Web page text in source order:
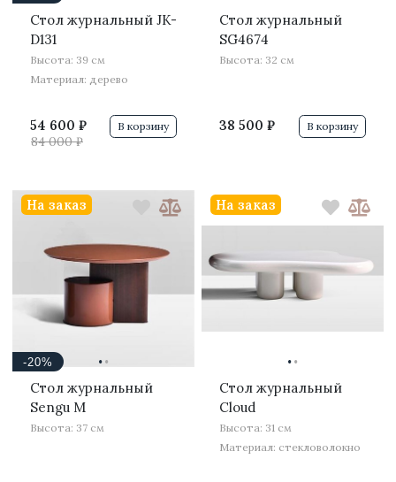
Стол журнальный JK-
D131
Высота: 39 см
Материал: дерево
54 600 ₽
84 000 ₽
В корзину
Стол журнальный
SG4674
Высота: 32 см
38 500 ₽ В корзину
··
-20%
Стол журнальный
Sengu M
Высота: 37 см
На заказ
··
Стол журнальный
Cloud
Высота: 31 см
Материал: стекловолокно
На заказ